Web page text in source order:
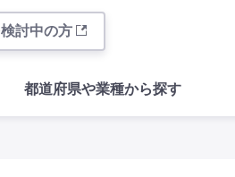
討中の方
都道府県や業種から探す